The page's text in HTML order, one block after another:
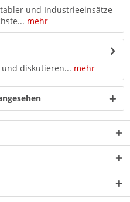
und Industrieeinsätze
mehr
diskutieren... mehr